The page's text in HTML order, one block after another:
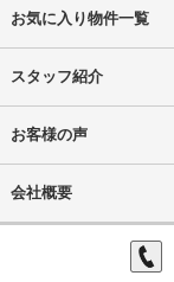
お気に入り物件一覧
スタッフ紹介
お客様の声
会社概要